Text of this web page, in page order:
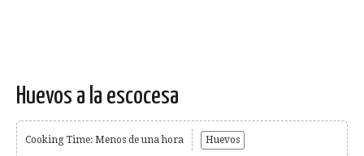
Huevos a la escocesa
Cooking Time: Menos de una hora Huevos